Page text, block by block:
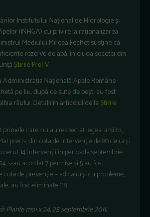
Institutului Național de Hidrologie și
(INHGA) cu privire la raționalizarea
Mediului Mircea Fechet susţine că
rezerve de apă, în ciuda secetei din
Știrile ProTV.
Administrația Națională Apele Române
pe Jiu, după ce sute de pești au fost
râului. Detalii în articolul de laȘtirile
care nu au respectat legea urșilor,
precis, din cota de intervenție de 80 de urși
cerut 14 intervenții în perioada septembrie
s-au acordat 7 permise și 5 au fost
cota de prevenție – adica urși cu probleme,
au fost eliminate 118.
Plante moi x 24, 25 septembrie 2011,